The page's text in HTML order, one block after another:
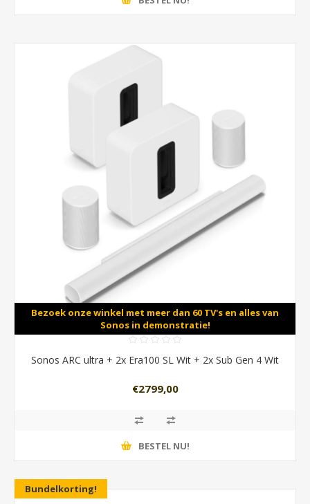
Bezoek onze winkel met meer dan 60 TV's en alles van
Sonos in demonstratie!
Sonos ARC ultra + 2x Era100 SL Wit + 2x Sub Gen 4 Wit
€2799,00
BESTEL NU!
Bundelkorting!